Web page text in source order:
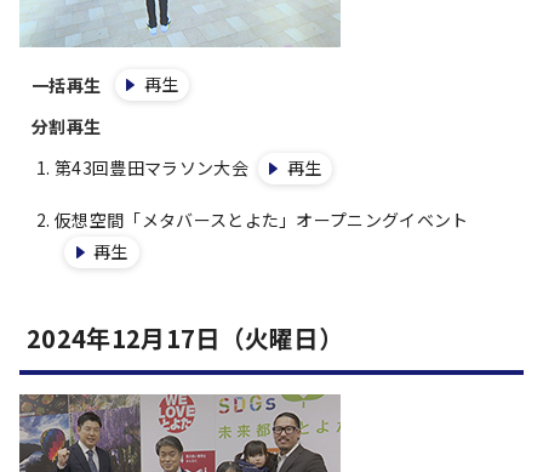
一括再生
再生
分割再生
第43回豊田マラソン大会
再生
仮想空間「メタバースとよた」オープニングイベント
再生
2024年12月17日（火曜日）